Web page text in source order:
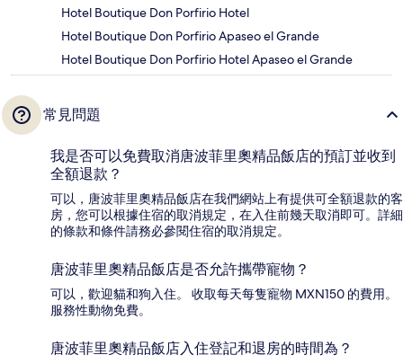
Hotel Boutique Don Porfirio Hotel
Hotel Boutique Don Porfirio Apaseo el Grande
Hotel Boutique Don Porfirio Hotel Apaseo el Grande
常見問題
我是否可以免費取消唐波菲里奧精品飯店的預訂並收到
全額退款？
可以，唐波菲里奧精品飯店在我們網站上有提供可全額退款的客
房，您可以根據住宿的取消規定，在入住前幾天取消即可。詳細
的條款和條件請務必參閱住宿的取消規定。
唐波菲里奧精品飯店是否允許攜帶寵物？
可以，歡迎貓和狗入住。 收取每天每隻寵物 MXN150 的費用。
服務性動物免費。
唐波菲里奧精品飯店入住登記和退房的時間為？